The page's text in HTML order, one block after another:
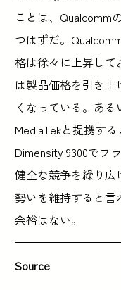
ことは、Qualcomm
つはずだ。
格は徐々に上昇し
は製品価格を引き
くなっている。あ
MediaTekと提携する
Dimensity 9300でフ
健全な競争を繰り広
勢いを維持すると言
余裕はない。
Source